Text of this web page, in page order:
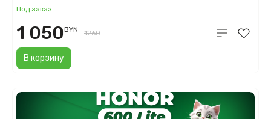
версия (вельветовый черный)
Под заказ
В корзину
1 050BYN 1260